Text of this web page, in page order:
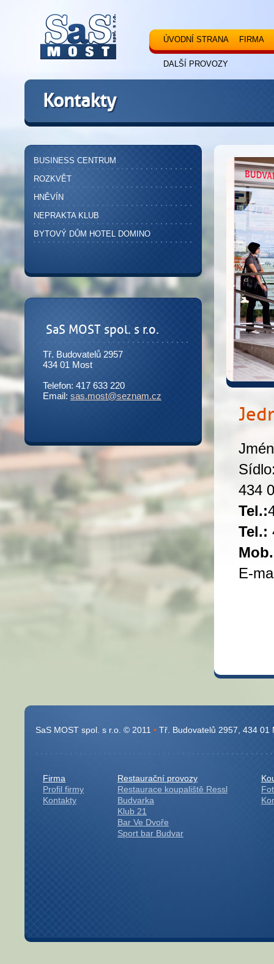
ÚVODNÍ STRANA FIRMA
DALŠÍ PROVOZY
Kontakty
BUSINESS CENTRUM
ROZKVĚT
HNĚVÍN
NEPRAKTA KLUB
BYTOVÝ DŮM HOTEL DOMINO
SaS MOST spol. s r.o.
Tř. Budovatelů 2957
434 01 Most
Telefon: 417 633 220
Email: sas.most@seznam.cz
434
Tel.:
Tel.:
E-
SaS MOST spol. s r.o. © 2011 • Tř. Budovatelů 2957, 434 01
Firma
Profil firmy
Kontakty
Restaurační provozy
Restaurace koupaliště Ressl
Budvarka
Klub 21
Bar Ve Dvoře
Sport bar Budvar